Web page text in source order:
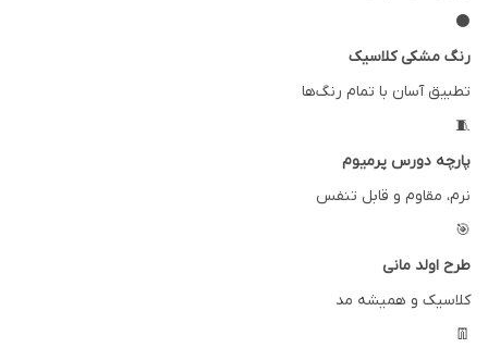
⚫
رنگ مشکی کلاسیک
تطبیق آسان با تمام رنگ‌ها
🧵
پارچه دورس پرمیوم
نرم، مقاوم و قابل تنفس
🎯
طرح اولد مانی
کلاسیک و همیشه مد
👖